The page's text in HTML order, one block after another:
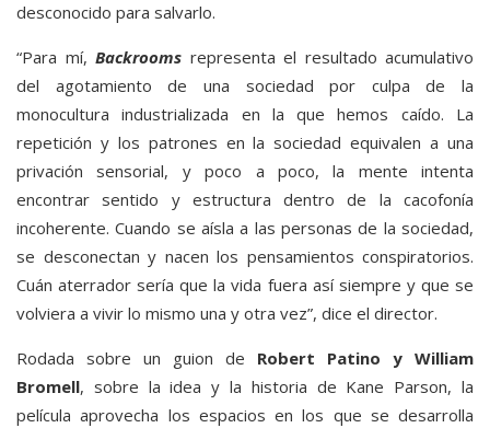
desconocido para salvarlo.
“Para mí, Backrooms representa el resultado acumulativo
del agotamiento de una sociedad por culpa de la
monocultura industrializada en la que hemos caído. La
repetición y los patrones en la sociedad equivalen a una
privación sensorial, y poco a poco, la mente intenta
encontrar sentido y estructura dentro de la cacofonía
incoherente. Cuando se aísla a las personas de la sociedad,
se desconectan y nacen los pensamientos conspiratorios.
Cuán aterrador sería que la vida fuera así siempre y que se
volviera a vivir lo mismo una y otra vez”, dice el director.
Rodada sobre un guion de Robert Patino y William
Bromell, sobre la idea y la historia de Kane Parson, la
película aprovecha los espacios en los que se desarrolla